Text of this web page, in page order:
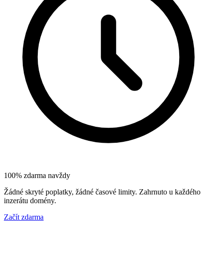
100% zdarma navždy
Žádné skryté poplatky, žádné časové limity. Zahrnuto u každého
inzerátu domény.
Začít zdarma